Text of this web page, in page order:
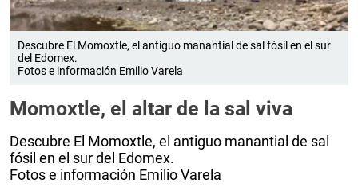
Descubre El Momoxtle, el antiguo manantial de sal fósil en el sur
del Edomex.
Fotos e información Emilio Varela
​Momoxtle, el altar de la sal viva
Descubre El Momoxtle, el antiguo manantial de sal
fósil en el sur del Edomex.
Fotos e información Emilio Varela